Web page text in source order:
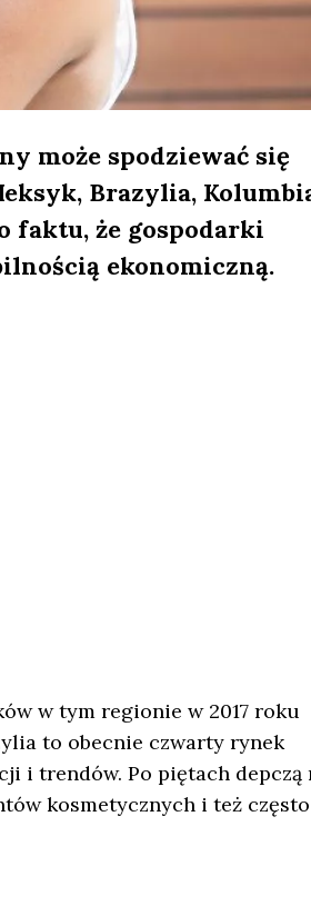
może spodziewać się
Brazylia,
faktu, że gospodarki
ekonomiczną.
w tym regionie w 2017 roku
to obecnie czwarty rynek
i trendów. Po piętach depczą
kosmetycznych i też często